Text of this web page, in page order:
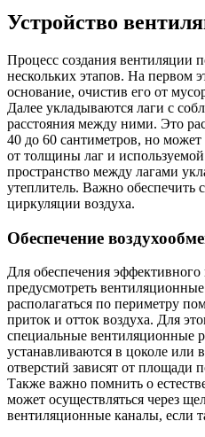
Устройство
Процесс создания вентиляции
нескольких этапов. На первом
основание, очистив его от
Далее укладываются лаги с
расстояния между ними. Это
40 до 60 сантиметров, но может
от толщины лаг и
пространство между лагами
утеплитель. Важно обеспечить
циркуляции воздуха.
Обеспечение
Для обеспечения
предусмотреть
располагаться по периметру
приток и отток воздуха. Для
специальные вентиляционные
устанавливаются в цоколе или
отверстий зависят от площади
Также важно помнить о
может осуществляться через
вентиляционные каналы, если